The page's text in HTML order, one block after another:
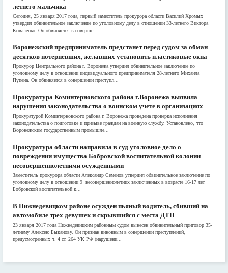
летнего мальчика
Сегодня, 25 января 2017 года, первый заместитель прокурора области Василий Хромых
утвердил обвинительное заключение по уголовному делу в отношении 33-летнего Виктора
Коваленко. Он обвиняется в соверше...
Воронежский предприниматель предстанет перед судом за обман
десятков потерпевших, желавших установить пластиковые окна
Прокурор Центрального района г. Воронежа утвердил обвинительное заключение по
уголовному делу в отношении индивидуального предпринимателя 28-летнего Михаила
Пупена. Он обвиняется в совершении преступл...
Прокуратура Коминтерновского района г.Воронежа выявила
нарушения законодательства о воинском учете в организациях
Прокуратурой Коминтерновского района г. Воронежа проведена проверка исполнения
законодательства о подготовке и призыве граждан на военную службу. Установлено, что
Воронежским государственным промышле...
Прокуратура области направила в суд уголовное дело о
повреждении имущества Бобровской воспитательной колонии
несовершеннолетними осужденными
Заместитель прокурора области Александр Семенов утвердил обвинительное заключение по
уголовному делу в отношении 9 несовершеннолетних заключенных в возрасте 16-17 лет
Бобровской воспитательной к...
В Нижнедевицком районе осужден пьяный водитель, сбивший на
автомобиле трех девушек и скрывшийся с места ДТП
23 января 2017 года Нижнедевицким районным судом вынесен обвинительный приговор 35-
летнему Алексею Быканову. Он признан виновным в совершении преступлений,
предусмотренных ч. 4 ст. 264 УК РФ (нарушени...